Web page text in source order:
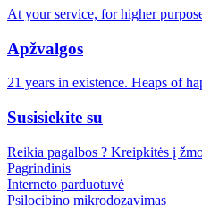
At your service, for higher
Apžvalgos
21 years in existence. Heaps of
Susisiekite su
Reikia pagalbos ? Kreipkitės į
Pagrindinis
Interneto parduotuvė
Psilocibino mikrodozavimas